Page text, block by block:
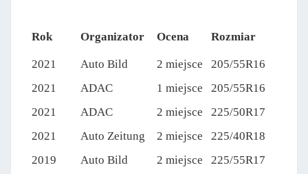
Rok Organizator Ocena Rozmiar
2021 Auto Bild 2 miejsce
205/55R16
2021
ADAC 1 miejsce
205/55R16
2021
ADAC 2 miejsce
225/50R17
2021
Auto Zeitung 2 miejsce
225/40R18
2019
Auto Bild 2 miejsce
225/55R17